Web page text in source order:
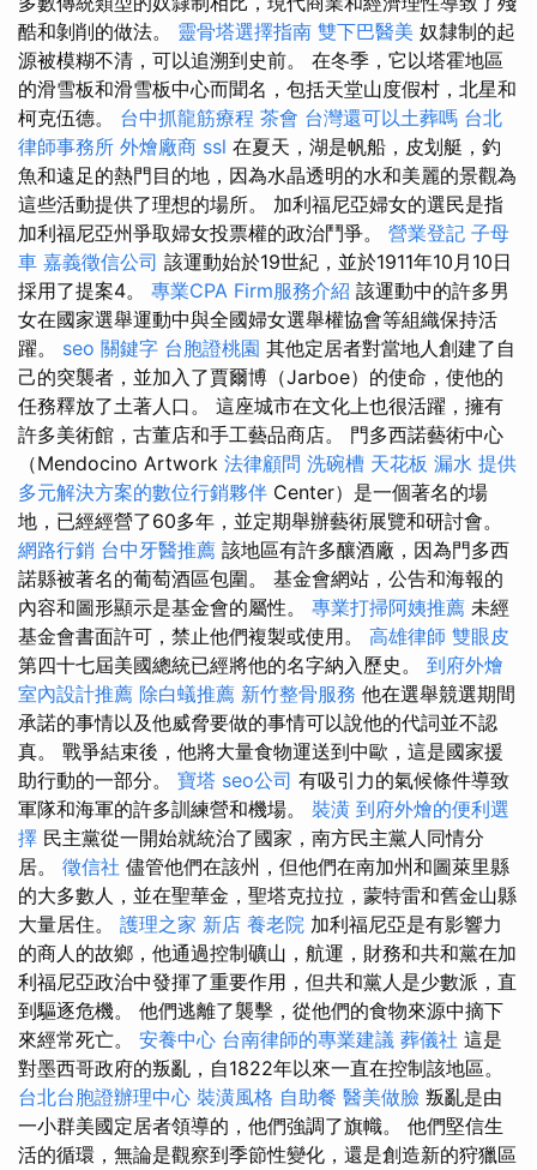
酷和剝削的做法。 靈骨塔選擇指南 雙下巴醫美 奴隸制的起
源被模糊不清，可以追溯到史前。 在冬季，它以塔霍地區
的滑雪板和滑雪板中心而聞名，包括天堂山度假村，北星和
柯克伍德。 台中抓龍筋療程 茶會 台灣還可以土葬嗎 台北
律師事務所 外燴廠商 ssl 在夏天，湖是帆船，皮划艇，釣
魚和遠足的熱門目的地，因為水晶透明的水和美麗的景觀為
這些活動提供了理想的場所。 加利福尼亞婦女的選民是指
加利福尼亞州爭取婦女投票權的政治鬥爭。 營業登記 子母
車 嘉義徵信公司 該運動始於19世紀，並於1911年10月10日
採用了提案4。 專業CPA Firm服務介紹 該運動中的許多男
女在國家選舉運動中與全國婦女選舉權協會等組織保持活
躍。 seo 關鍵字 台胞證桃園 其他定居者對當地人創建了自
己的突襲者，並加入了賈爾博（Jarboe）的使命，使他的
任務釋放了土著人口。 這座城市在文化上也很活躍，擁有
許多美術館，古董店和手工藝品商店。 門多西諾藝術中心
（Mendocino Artwork 法律顧問 洗碗槽 天花板 漏水 提供
多元解決方案的數位行銷夥伴 Center）是一個著名的場
地，已經經營了60多年，並定期舉辦藝術展覽和研討會。
網路行銷 台中牙醫推薦 該地區有許多釀酒廠，因為門多西
諾縣被著名的葡萄酒區包圍。 基金會網站，公告和海報的
內容和圖形顯示是基金會的屬性。 專業打掃阿姨推薦 未經
基金會書面許可，禁止他們複製或使用。 高雄律師 雙眼皮
第四十七屆美國總統已經將他的名字納入歷史。 到府外燴
室內設計推薦 除白蟻推薦 新竹整骨服務 他在選舉競選期間
承諾的事情以及他威脅要做的事情可以說他的代詞並不認
真。 戰爭結束後，他將大量食物運送到中歐，這是國家援
助行動的一部分。 寶塔 seo公司 有吸引力的氣候條件導致
軍隊和海軍的許多訓練營和機場。 裝潢 到府外燴的便利選
擇 民主黨從一開始就統治了國家，南方民主黨人同情分
居。 徵信社 儘管他們在該州，但他們在南加州和圖萊里縣
的大多數人，並在聖華金，聖塔克拉拉，蒙特雷和舊金山縣
大量居住。 護理之家 新店 養老院 加利福尼亞是有影響力
的商人的故鄉，他通過控制礦山，航運，財務和共和黨在加
利福尼亞政治中發揮了重要作用，但共和黨人是少數派，直
到驅逐危機。 他們逃離了襲擊，從他們的食物來源中摘下
來經常死亡。 安養中心 台南律師的專業建議 葬儀社 這是
對墨西哥政府的叛亂，自1822年以來一直在控制該地區。
台北台胞證辦理中心 裝潢風格 自助餐 醫美做臉 叛亂是由
一小群美國定居者領導的，他們強調了旗幟。 他們堅信生
活的循環，無論是觀察到季節性變化，還是創造新的狩獵區